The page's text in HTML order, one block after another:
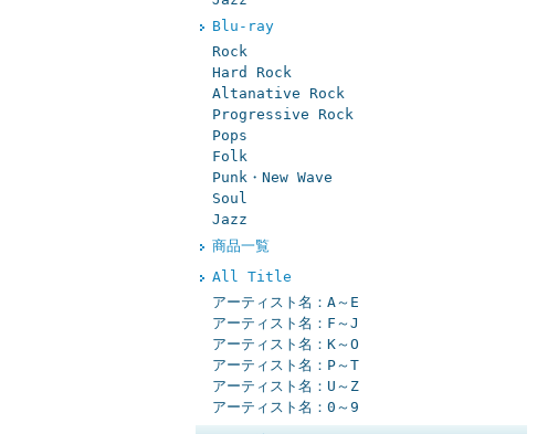
Blu-ray
Rock
Hard Rock
Altanative Rock
Progressive Rock
Pops
Folk
Punk・New Wave
Soul
Jazz
商品一覧
All Title
アーティスト名：A～E
アーティスト名：F～J
アーティスト名：K～O
アーティスト名：P～T
アーティスト名：U～Z
アーティスト名：0～9